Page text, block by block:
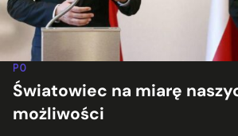
PO
Światowiec na miarę
możliwości